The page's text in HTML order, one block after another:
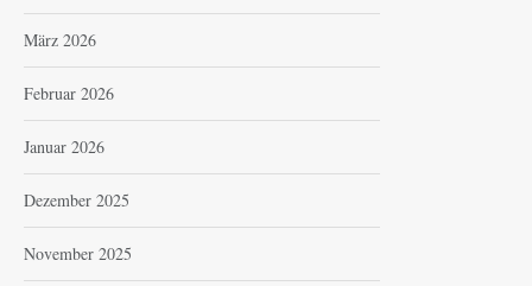
März 2026
Februar 2026
Januar 2026
Dezember 2025
November 2025